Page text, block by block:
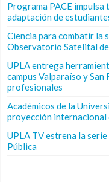
Programa PACE
adaptación de
Ciencia para combatir la
Observatorio Satelital
UPLA entrega
campus Valparaíso y
profesionales
Académicos de la
proyección internacional
UPLA TV estrena la
Pública